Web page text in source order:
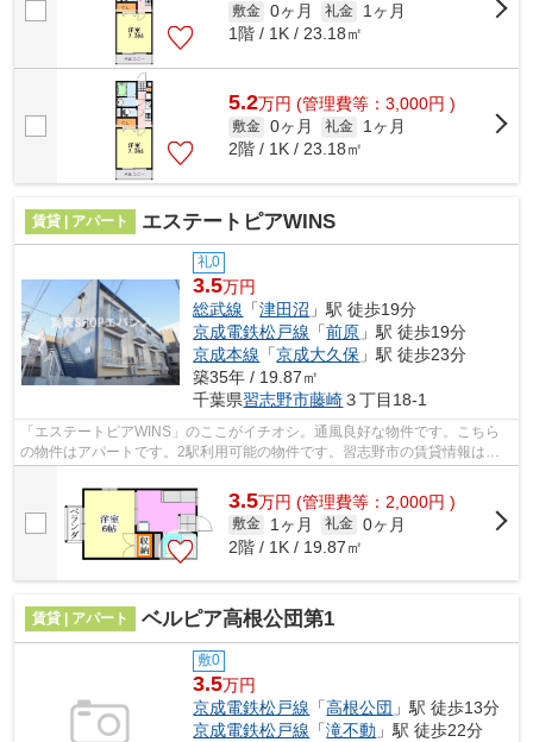
敷金 0ヶ月 礼金
1ヶ月
1階 / 1K / 23.18㎡
5.2万円 (管理費等：3,000円 )
敷金 0ヶ月 礼金
1ヶ月
2階 / 1K / 23.18㎡
賃貸 | アパート エステートピアWINS
礼0
3.5万円
総武線 「津田沼 」駅 徒歩19分
京成電鉄松戸線 「前原 」駅 徒歩19分
京成本線 「京成大久保 」駅 徒歩23分
築35年 / 19.87㎡
千葉県習志野市藤崎３丁目18-1
「エステートピアWINS」のここがイチオシ。通風良好な物件です。こちら
の物件はアパートです。2駅利用可能の物件です。習志野市の賃貸情報は私
3.5万円 (管理費等：2,000円 )
敷金 1ヶ月 礼金 0ヶ月
2階 / 1K / 19.87㎡
賃貸 | アパート ベルピア高根公団第1
敷0
3.5万円
京成電鉄松戸線 「高根公団 」駅 徒歩13分
京成電鉄松戸線 「滝不動 」駅 徒歩22分